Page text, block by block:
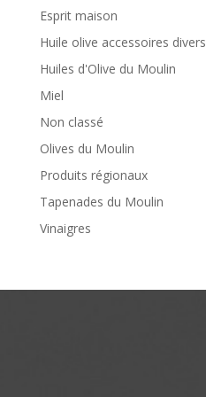
Esprit maison
Huile olive accessoires divers
Huiles d'Olive du Moulin
Miel
Non classé
Olives du Moulin
Produits régionaux
Tapenades du Moulin
Vinaigres